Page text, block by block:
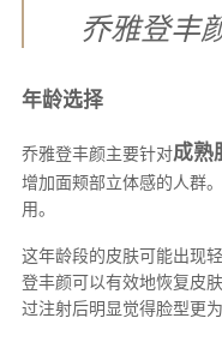
乔雅登丰
年龄选择
乔雅登丰颜主要针对成熟
增加面颊部立体感的人群
用。
这年龄段的皮肤可能出现
登丰颜可以有效地恢复皮
过注射后明显觉得脸型更为